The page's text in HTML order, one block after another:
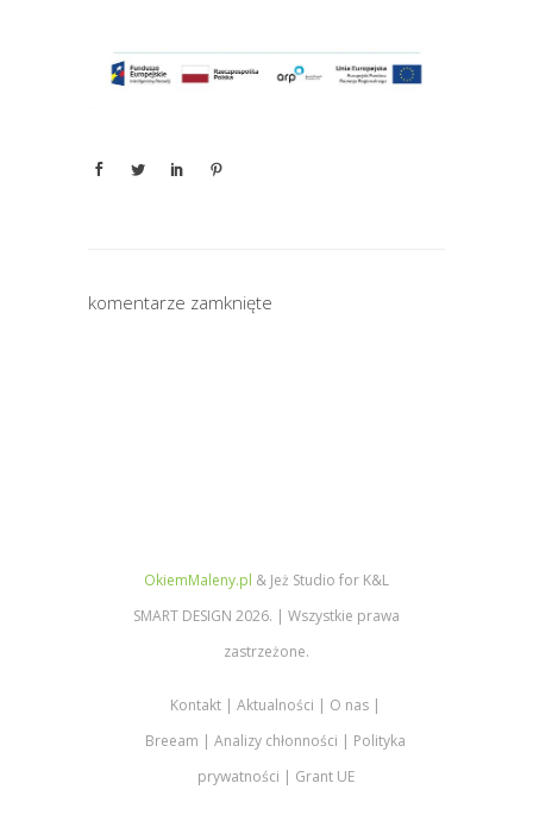
komentarze zamknięte
OkiemMaleny.pl & Jeż Studio for K&L
SMART DESIGN 2026. | Wszystkie prawa
zastrzeżone.
Kontakt Aktualności
O nas
Breeam
Analizy chłonności
Polityka
prywatności
Grant UE